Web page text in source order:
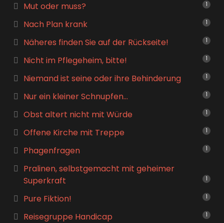
Mut oder muss? 1
Nach Plan krank 1
Näheres finden Sie auf der Rückseite! 1
Nicht im Pflegeheim, bitte! 1
Niemand ist seine oder ihre Behinderung 1
Nur ein kleiner Schnupfen… 1
Obst altert nicht mit Würde 1
Offene Kirche mit Treppe 1
Phagenfragen 1
Pralinen, selbstgemacht mit geheimer
Superkraft
1
Pure Fiktion! 1
Reisegruppe Handicap 1